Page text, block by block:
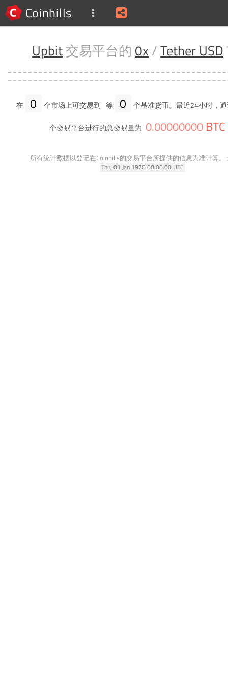
Coinhills
Upbit交易平台的 0x /Tether USD
在 0 个市场上可交易到 等 0 个基准货币。最近24小时，
个交易平台进行的总交易量为 0.00000000 BTC
所有统计数据以登记在Coinhills的交易平台所提供的信息为准计算。
Thu, 01 Jan 1970 00:00:00 UTC